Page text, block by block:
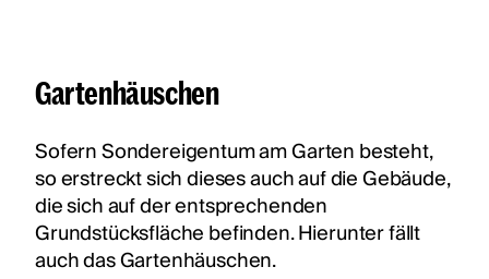
Gartenhäuschen
Sofern Sondereigentum am Garten besteht,
so erstreckt sich dieses auch auf die Gebäude,
die sich auf der entsprechenden
Grundstücksfläche befinden. Hierunter fällt
auch das Gartenhäuschen.